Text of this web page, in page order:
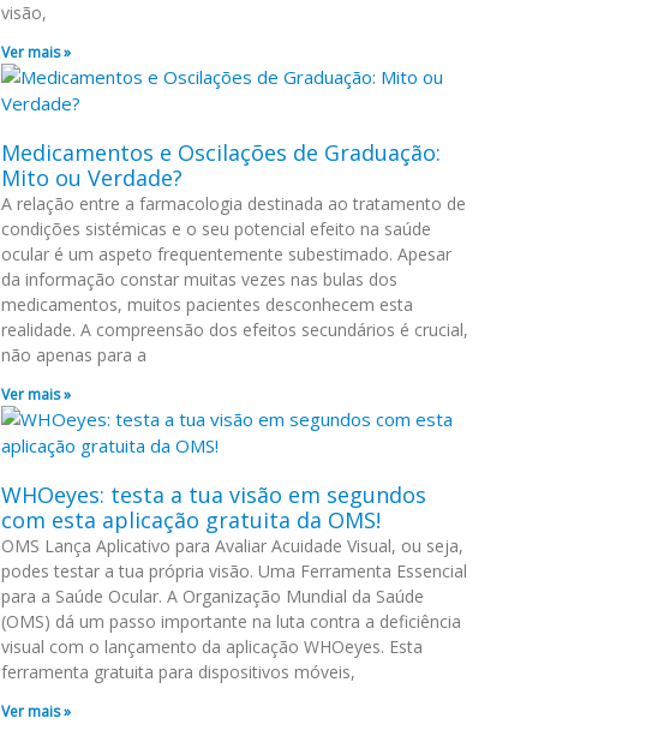
visão,
Ver mais »
Medicamentos e Oscilações de Graduação:
Mito ou Verdade?
A relação entre a farmacologia destinada ao tratamento de
condições sistémicas e o seu potencial efeito na saúde
ocular é um aspeto frequentemente subestimado. Apesar
da informação constar muitas vezes nas bulas dos
medicamentos, muitos pacientes desconhecem esta
realidade. A compreensão dos efeitos secundários é crucial,
não apenas para a
Ver mais »
WHOeyes: testa a tua visão em segundos
com esta aplicação gratuita da OMS!
OMS Lança Aplicativo para Avaliar Acuidade Visual, ou seja,
podes testar a tua própria visão. Uma Ferramenta Essencial
para a Saúde Ocular. A Organização Mundial da Saúde
(OMS) dá um passo importante na luta contra a deficiência
visual com o lançamento da aplicação WHOeyes. Esta
ferramenta gratuita para dispositivos móveis,
Ver mais »